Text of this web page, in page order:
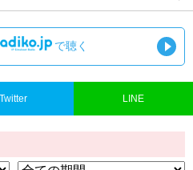
で聴く
Twitter LINE